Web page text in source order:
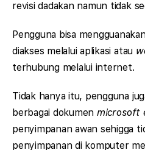
revisi dadakan namun tidak
Pengguna bisa
diakses melalui aplikasi atau
terhubung melalui internet.
Tidak hanya itu, pengguna
berbagai dokumen microsoft
penyimpanan awan sehigga
penyimpanan di komputer